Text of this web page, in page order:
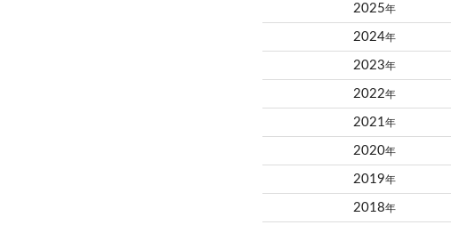
2025年
2024年
2023年
2022年
2021 年
2020年
2019年
2018年